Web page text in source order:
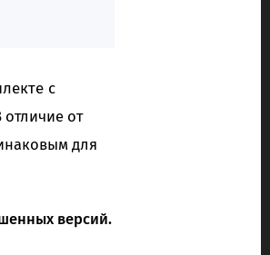
с
отличие от
для
версий.